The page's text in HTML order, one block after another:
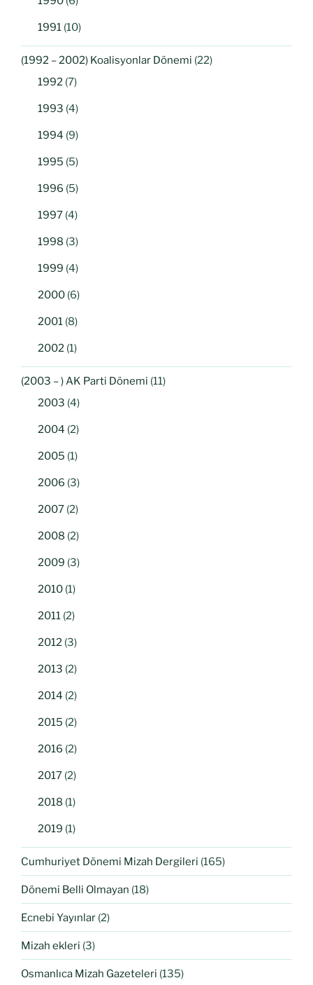
1991 (10)
(1992 – 2002) Koalisyonlar Dönemi (22)
1992 (7)
1993 (4)
1994 (9)
1995 (5)
1996 (5)
1997 (4)
1998 (3)
1999 (4)
2000 (6)
2001 (8)
2002 (1)
(2003 – ) AK Parti Dönemi (11)
2003 (4)
2004 (2)
2005 (1)
2006 (3)
2007 (2)
2008 (2)
2009 (3)
2010 (1)
2011 (2)
2012 (3)
2013 (2)
2014 (2)
2015 (2)
2016 (2)
2017 (2)
2018 (1)
2019 (1)
Cumhuriyet Dönemi Mizah Dergileri (165)
Dönemi Belli Olmayan (18)
Ecnebi Yayınlar (2)
Mizah ekleri (3)
Osmanlıca Mizah Gazeteleri (135)